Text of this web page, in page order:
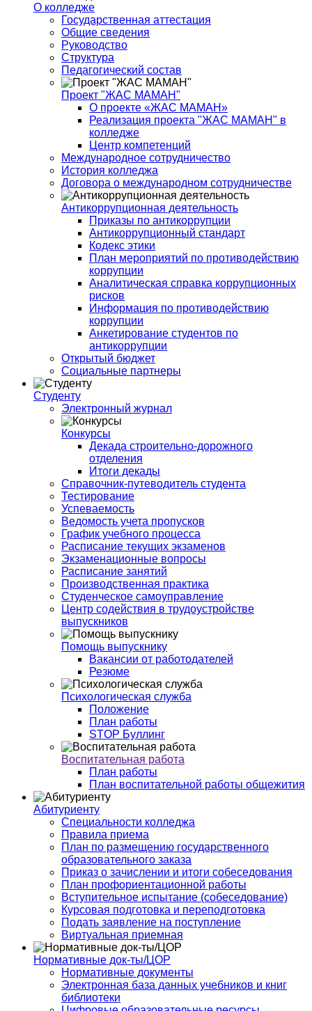
О колледже
Государственная аттестация
Общие сведения
Руководство
Структура
Педагогический состав
Проект "ЖАС МАМАН"
О проекте «ЖАС МАМАН»
Реализация проекта "ЖАС МАМАН" в
колледже
Центр компетенций
Международное сотрудничество
История колледжа
Договора о международном сотрудничестве
Антикоррупционная деятельность
Приказы по антикоррупции
Антикоррупционный стандарт
Кодекс этики
План мероприятий по противодействию
коррупции
Аналитическая справка коррупционных
рисков
Информация по противодействию
коррупции
Анкетирование студентов по
антикоррупции
Открытый бюджет
Социальные партнеры
Студенту
Электронный журнал
Конкурсы
Декада строительно-дорожного
отделения
Итоги декады
Справочник-путеводитель студента
Тестирование
Успеваемость
Ведомость учета пропусков
График учебного процесса
Расписание текущих экзаменов
Экзаменационные вопросы
Расписание занятий
Производственная практика
Студенческое самоуправление
Центр содействия в трудоустройстве
выпускников
Помощь выпускнику
Вакансии от работодателей
Резюме
Психологическая служба
Положение
План работы
STOP Буллинг
Воспитательная работа
План работы
План воспитательной работы общежития
Абитуриенту
Специальности колледжа
Правила приема
План по размещению государственного
образовательного заказа
Приказ о зачислении и итоги собеседования
План профориентационной работы
Вступительное испытание (собеседование)
Курсовая подготовка и переподготовка
Подать заявление на поступление
Виртуальная приемная
Нормативные док-ты/ЦОР
Нормативные документы
Электронная база данных учебников и книг
библиотеки